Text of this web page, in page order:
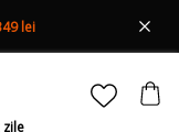
zile
lei